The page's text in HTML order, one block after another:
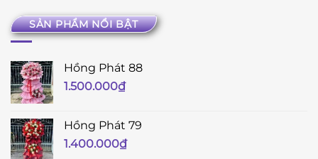
SẢN PHẨM NỔI BẬT
Hồng Phát 88
1.500.000₫
Hồng Phát 79
1.400.000₫